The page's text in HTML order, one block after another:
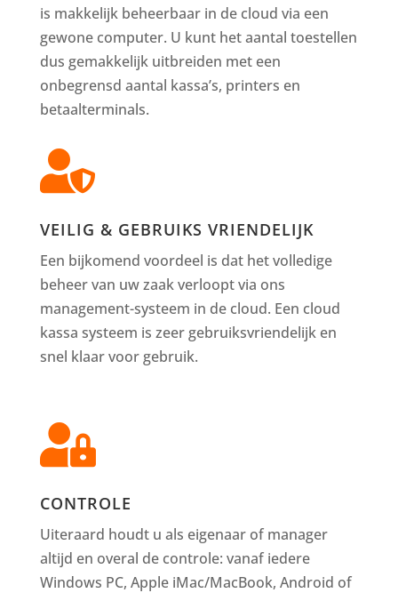
is makkelijk beheerbaar in de cloud via een
gewone computer. U kunt het aantal toestellen
dus gemakkelijk uitbreiden met een
onbegrensd aantal kassa’s, printers en
betaalterminals.

VEILIG & GEBRUIKS VRIENDELIJK
Een bijkomend voordeel is dat het volledige
beheer van uw zaak verloopt via ons
management-systeem in de cloud. Een cloud
kassa systeem is zeer gebruiksvriendelijk en
snel klaar voor gebruik.

CONTROLE
Uiteraard houdt u als eigenaar of manager
altijd en overal de controle: vanaf iedere
Windows PC, Apple iMac/MacBook, Android of